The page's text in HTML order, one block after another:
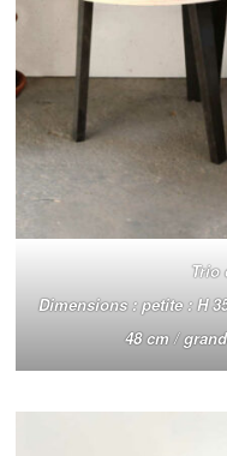
Trio
Dimensions : petite : H
48 cm /